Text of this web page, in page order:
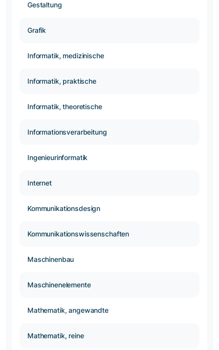
Gestaltung
Grafik
Informatik, medizinische
Informatik, praktische
Informatik, theoretische
Informationsverarbeitung
Ingenieurinformatik
Internet
Kommunikationsdesign
Kommunikationswissenschaften
Maschinenbau
Maschinenelemente
Mathematik, angewandte
Mathematik, reine